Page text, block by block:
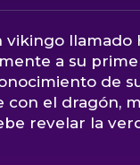
llamado
a su
de
con el dragón,
revelar la